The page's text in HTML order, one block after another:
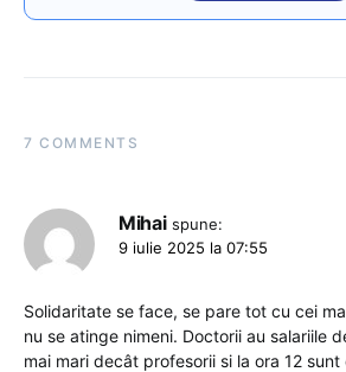
7 COMMENTS
Mihai spune:
9 iulie 2025 la 07:55
Solidaritate se face, se pare tot cu cei
nu se atinge nimeni. Doctorii au salariile
mai mari decât profesorii si la ora 12